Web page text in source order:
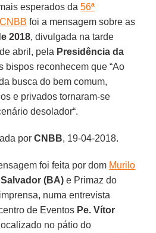
esperados da56ª
foi a mensagem sobre as
2018, divulgada na tarde
abril, pela Presidência da
bispos reconhecem que “Ao
busca do bem comum,
e privados tornaram-se
desolador“.
porCNBB, 19-04-2018.
foi feita por dom Murilo
Salvador (BA) e Primaz do
numa entrevista
de Eventos Pe. Vítor
no pátio do